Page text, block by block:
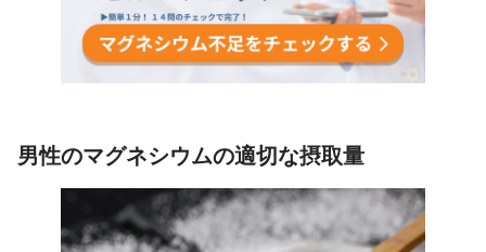
男性のマグネシウムの適切な摂取量